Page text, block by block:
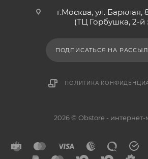
г.Москва, ул. Барклая,
(ТЦ Горбушка, 2-й
ПОДПИСАТЬСЯ НА
ПОЛИТИКА
2026 © Obstore - интернет-